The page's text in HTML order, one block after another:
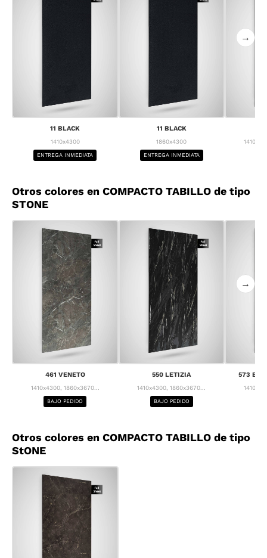
11 BLACK
1410x4300
ENTREGA INMEDIATA
11 BLACK
1860x4300
ENTREGA INMEDIATA
→
Otros colores en COMPACTO TABILLO de tipo
STONE
461 VENETO
1410x4300, 1860x3670...
BAJO PEDIDO
550 LETIZIA
1410x4300, 1860x3670...
BAJO PEDIDO
573
→
Otros colores en COMPACTO TABILLO de tipo
StONE